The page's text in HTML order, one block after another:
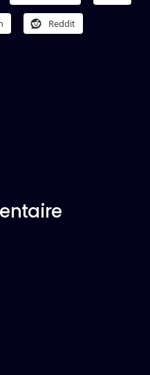
Reddit